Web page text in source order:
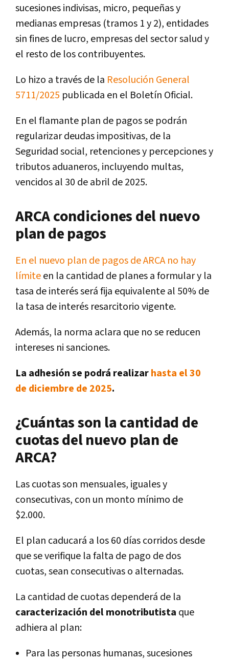
sucesiones indivisas, micro, pequeñas y
medianas empresas (tramos 1 y 2), entidades
sin fines de lucro, empresas del sector salud y
el resto de los contribuyentes.
Lo hizo a través de la Resolución General
5711/2025 publicada en el Boletín Oficial.
En el flamante plan de pagos se podrán
regularizar deudas impositivas, de la
Seguridad social, retenciones y percepciones y
tributos aduaneros, incluyendo multas,
vencidos al 30 de abril de 2025.
ARCA condiciones del nuevo
plan de pagos
En el nuevo plan de pagos de ARCA no hay
límiteen la cantidad de planes a formular y la
tasa de interés será fija equivalente al 50% de
la tasa de interés resarcitorio vigente.
Además, la norma aclara que no se reducen
intereses ni sanciones.
La adhesión se podrá realizarhasta el 30
de diciembre de 2025.
¿Cuántas son la cantidad de
cuotas del nuevo plan de
ARCA?
Las cuotas son mensuales, iguales y
consecutivas, con un monto mínimo de
$2.000.
El plan caducará a los 60 días corridos desde
que se verifique la falta de pago de dos
cuotas, sean consecutivas o alternadas.
La cantidad de cuotas dependerá de la
caracterización del monotributista que
adhiera al plan:
Para las personas humanas, sucesiones